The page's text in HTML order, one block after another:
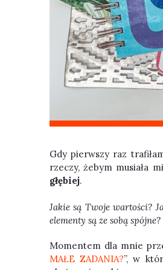
Gdy pierwszy raz
rzeczy, żebym musiała
głębiej.
Jakie są Twoje wartości?
elementy są ze sobą spójne?
Momentem dla mnie
MAŁE ZADANIA?”,w